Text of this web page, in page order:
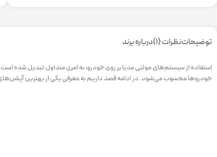
توضیحاتنظرات (1) درباره برند
استفاده از سیستم‌های مولتی مدیا بر روی خودرو، به امری متداول تبدیل شده
خودروها محسوب می‌شود. در ادامه قصد داریم به معرفی یکی از بهترین آپشن‌های